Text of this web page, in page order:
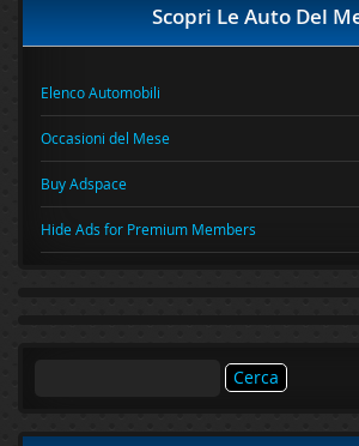
Scopri Le Auto Del
Elenco Automobili
Occasioni del Mese
Buy Adspace
Hide Ads for Premium Members